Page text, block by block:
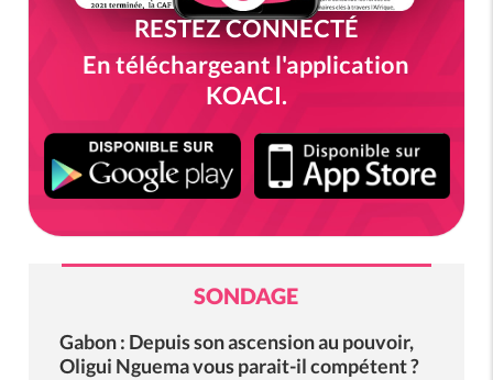
RESTEZ CONNECTÉ
En téléchargeant l'application
KOACI.
SONDAGE
Gabon : Depuis son ascension au pouvoir,
Oligui Nguema vous parait-il compétent ?